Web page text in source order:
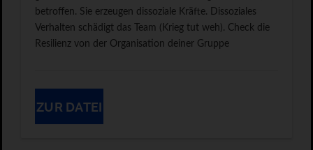
betroffen. Sie erzeugen dissoziale Kräfte. Dissoziales
Verhalten schädigt das Team (Krieg tut weh). Check die
Resilienz von der Organisation deiner Gruppe
ZUR DATEI